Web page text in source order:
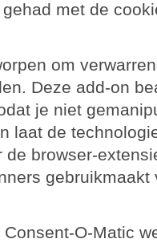
met de
om
Deze add-on
je niet
laat de
browser-
O-Matic